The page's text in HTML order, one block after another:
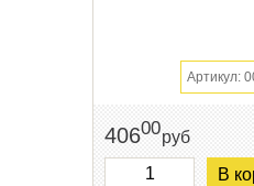
Артикул:
40600руб
В